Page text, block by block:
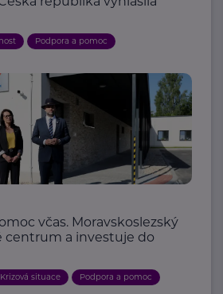
Podpora a pomoc
včas. Moravskoslezský
centrum a investuje do
Krizová situace Podpora a pomoc